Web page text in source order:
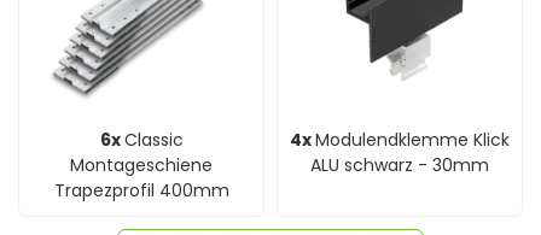
6xClassic
Montageschiene
Trapezprofil 400mm
4xModulendklemme Klick
ALU schwarz - 30mm